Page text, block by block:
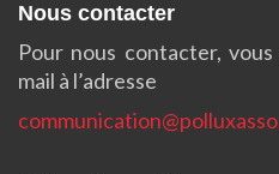
Nous contacter
Pour nous contacter,
mail à l’adresse